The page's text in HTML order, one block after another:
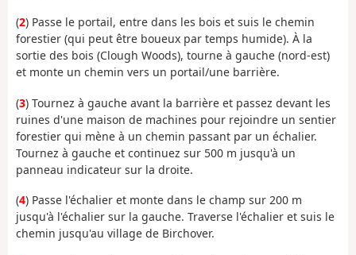
(2) Passe le portail, entre dans les bois et suis le chemin
forestier (qui peut être boueux par temps humide). À la
sortie des bois (Clough Woods), tourne à gauche (nord-est)
et monte un chemin vers un portail/une barrière.
(3) Tournez à gauche avant la barrière et passez devant les
ruines d'une maison de machines pour rejoindre un sentier
forestier qui mène à un chemin passant par un échalier.
Tournez à gauche et continuez sur 500 m jusqu'à un
panneau indicateur sur la droite.
(4) Passe l'échalier et monte dans le champ sur 200 m
jusqu'à l'échalier sur la gauche. Traverse l'échalier et suis le
chemin jusqu'au village de Birchover.